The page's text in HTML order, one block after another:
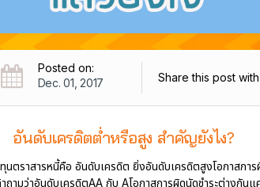
Posted on:
Dec. 01, 2017
Share this post with
อันดับเครดิตต่ำหรือสูง สำคัญยังไง?
ตราสารหนี้คือ อันดับเครดิต ยิ่งอันดับเครดิตสูงโอกาสการ
ามว่าอันดับเครดิตAA กับ Aโอกาสการผิดนัดชำระต่างกัน